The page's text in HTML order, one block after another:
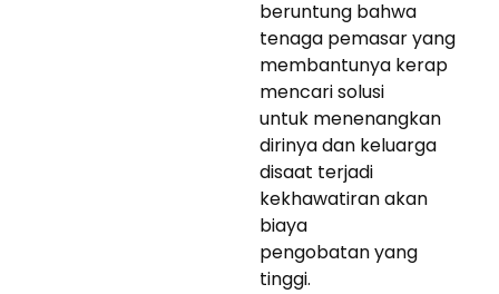
beruntung bahwa
tenaga pemasar yang
membantunya kerap
mencari solusi
untuk menenangkan
dirinya dan keluarga
disaat terjadi
kekhawatiran akan
biaya
pengobatan yang
tinggi.